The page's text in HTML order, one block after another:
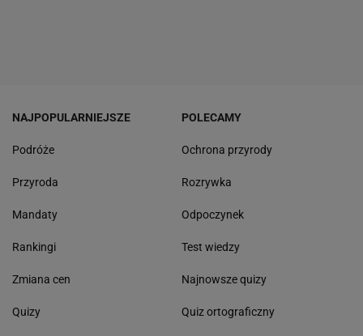
NAJPOPULARNIEJSZE
Podróże
Przyroda
Mandaty
Rankingi
Zmiana cen
Quizy
POLECAMY
Ochrona przyrody
Rozrywka
Odpoczynek
Test wiedzy
Najnowsze quizy
Quiz ortograficzny